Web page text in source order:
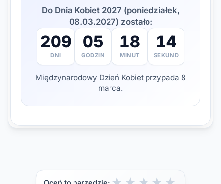
Do Dnia Kobiet 2027 (poniedziałek,
08.03.2027) zostało:
209
DNI
05
GODZIN
18
MINUT
13
SEKUND
Międzynarodowy Dzień Kobiet przypada 8
marca.
Oceń to narzędzie: